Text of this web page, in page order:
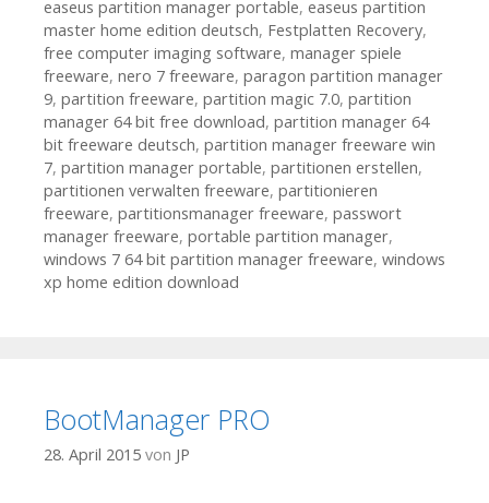
easeus partition manager portable, easeus partition
master home edition deutsch, Festplatten Recovery,
free computer imaging software, manager spiele
freeware, nero 7 freeware, paragon partition manager
9, partition freeware, partition magic 7.0, partition
manager 64 bit free download, partition manager 64
bit freeware deutsch, partition manager freeware win
7, partition manager portable, partitionen erstellen,
partitionen verwalten freeware, partitionieren
freeware, partitionsmanager freeware, passwort
manager freeware, portable partition manager,
windows 7 64 bit partition manager freeware, windows
xp home edition download
BootManager PRO
28. April 2015 von JP